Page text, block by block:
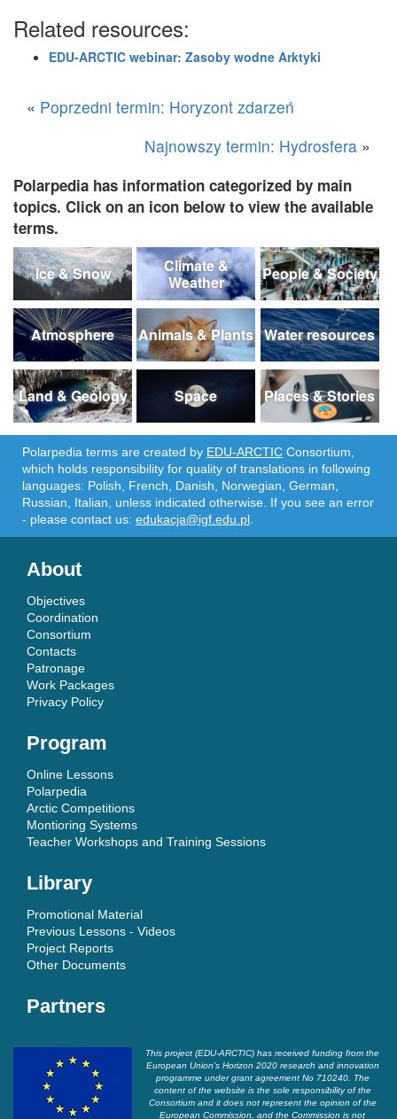
Related resources:
EDU-ARCTIC webinar: Zasoby wodne Arktyki
« Poprzedni termin: Horyzont zdarzeń
Najnowszy termin: Hydrosfera »
Polarpedia has information categorized by main
topics. Click on an icon below to view the available
terms.
Ice & Snow
Climate &
Weather
People & Society
Atmosphere Animals & Plants Water resources
Land & Geology Space Places & Stories
Polarpedia terms are created by EDU-ARCTIC Consortium,
which holds responsibility for quality of translations in following
languages: Polish, French, Danish, Norwegian, German,
Russian, Italian, unless indicated otherwise. If you see an error
- please contact us: edukacja@igf.edu.pl
About
Objectives
Coordination
Consortium
Contacts
Patronage
Work Packages
Privacy Policy
Program
Online Lessons
Polarpedia
Arctic Competitions
Montioring Systems
Teacher Workshops and Training Sessions
Library
Promotional Material
Previous Lessons - Videos
Project Reports
Other Documents
Partners
This project (EDU-ARCTIC) has received funding from the
European Union’s Horizon 2020 research and innovation
programme under grant agreement No 710240. The
content of the website is the sole responsibility of the
Consortium and it does not represent the opinion of the
European Commission, and the Commission is not